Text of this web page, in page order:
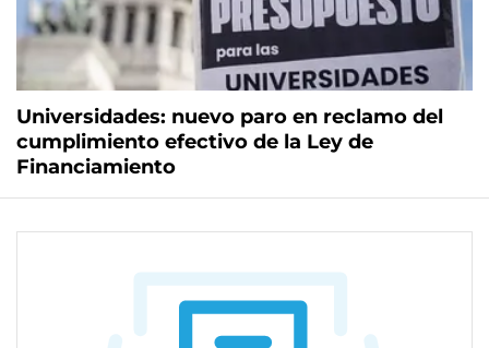
Universidades: nuevo paro en reclamo del
cumplimiento efectivo de la Ley de
Financiamiento